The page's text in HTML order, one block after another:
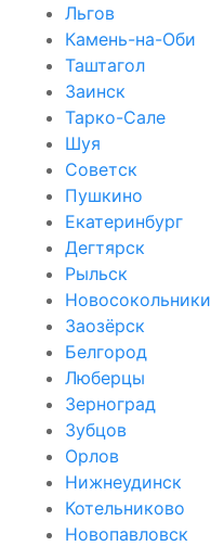
Льгов
Камень-на-Оби
Таштагол
Заинск
Тарко-Сале
Шуя
Советск
Пушкино
Екатеринбург
Дегтярск
Рыльск
Новосокольники
Заозёрск
Белгород
Люберцы
Зерноград
Зубцов
Орлов
Нижнеудинск
Котельниково
Новопавловск